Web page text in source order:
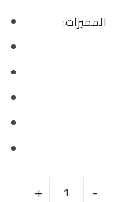
المميزات: